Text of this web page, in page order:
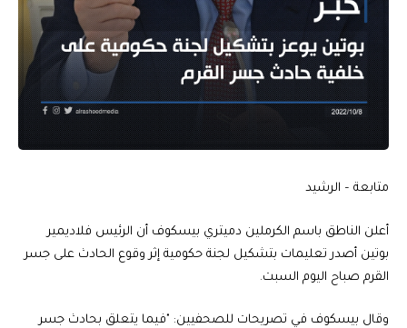
متابعة – الرشيد
أعلن الناطق باسم الكرملين دميتري بيسكوف أن الرئيس فلاديمير
بوتين أصدر تعليمات بتشكيل لجنة حكومية إثر وقوع الحادث على جسر
القرم صباح اليوم السبت.
وقال بيسكوف في تصريحات للصحفيين: "فيما يتعلق بحادث جسر